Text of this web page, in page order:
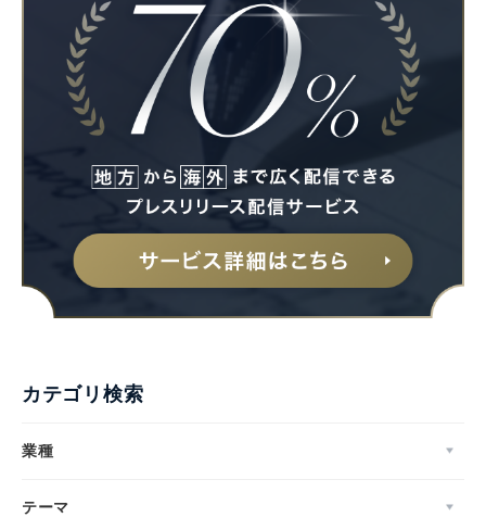
カテゴリ検索
業種
テーマ